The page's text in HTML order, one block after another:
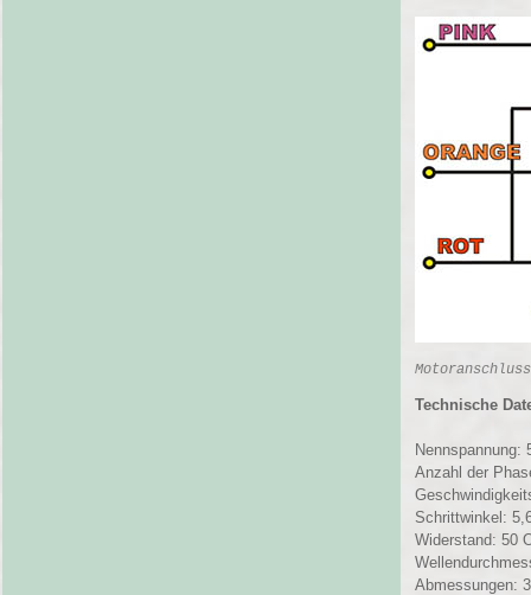
Motoranschluss
Technische
Nennspannung:
Anzahl der
Schrittwinkel:
Widerstand: 50
Abmessungen: